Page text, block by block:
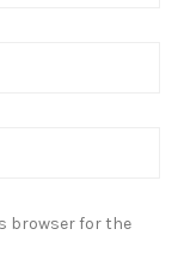
browser for the